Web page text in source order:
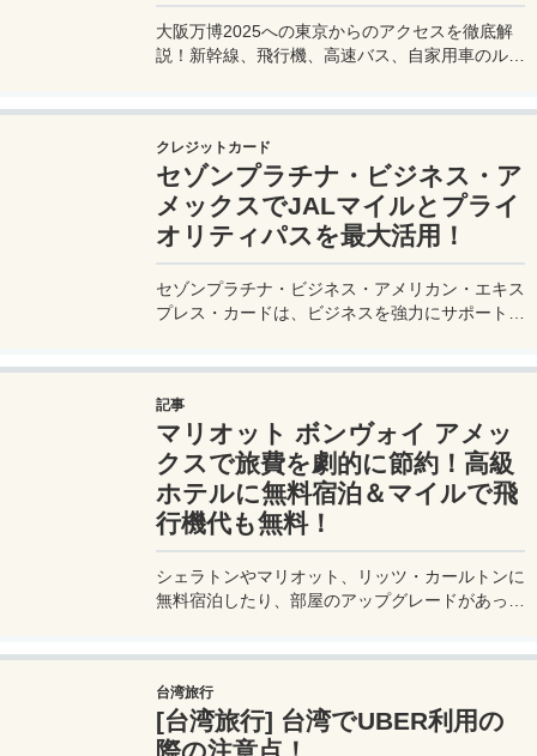
大阪万博2025への東京からのアクセスを徹底解
説！新幹線、飛行機、高速バス、自家用車のルー
クレジットカード
セゾンプラチナ・ビジネス・ア
メックスでJALマイルとプライ
オリティパスを最大活用！
セゾンプラチナ・ビジネス・アメリカン・エキス
プレス・カードは、ビジネスを強力にサポートす
最適です。初年度の年会費無料も魅力。ステータ
スと実用性を兼ね備えたビジネスカードで、あな
たのビジネスをワンランクアップさせませんか？
記事
マリオット ボンヴォイ アメッ
クスで旅費を劇的に節約！高級
ホテルに無料宿泊＆マイルで飛
行機代も無料！
シェラトンやマリオット、リッツ・カールトンに
無料宿泊したり、部屋のアップグレードがあった
カード 」の魅力とメリット、デメリットを交え
詳しく紹介していきたい。
台湾旅行
[台湾旅行] 台湾でUBER利用の